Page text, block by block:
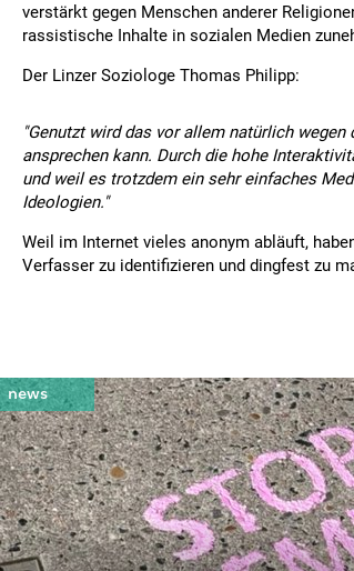
verstärkt gegen Menschen anderer
rassistische Inhalte in sozialen Medien
Der Linzer Soziologe Thomas Philipp:
"Genutzt wird das vor allem natürlich
ansprechen kann. Durch die hohe
und weil es trotzdem ein sehr einfaches
Ideologien."
Weil im Internet vieles anonym abläuft,
Verfasser zu identifizieren und dingfest zu